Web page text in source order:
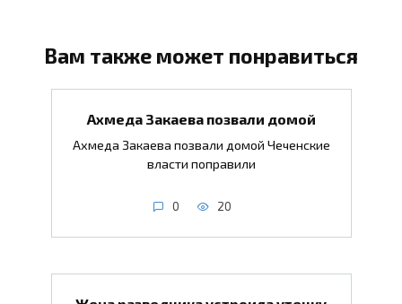
Вам также может понравиться
Ахмеда Закаева позвали домой
Ахмеда Закаева позвали домой Чеченские
власти поправили
0 20